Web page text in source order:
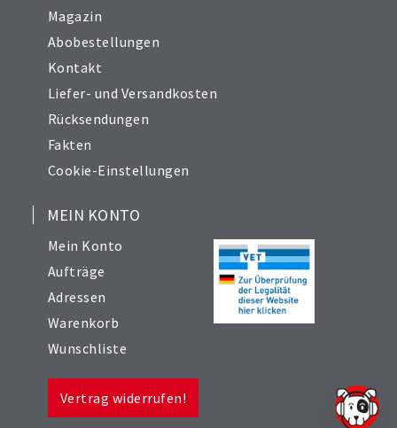
Magazin
Abobestellungen
Kontakt
Liefer- und Versandkosten
Rücksendungen
Fakten
Cookie-Einstellungen
MEIN KONTO
Mein Konto
Aufträge
Adressen
Warenkorb
Wunschliste
Vertrag widerrufen!